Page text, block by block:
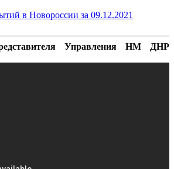
в Новороссии за 09.12.2021
Управления НМ ДНР